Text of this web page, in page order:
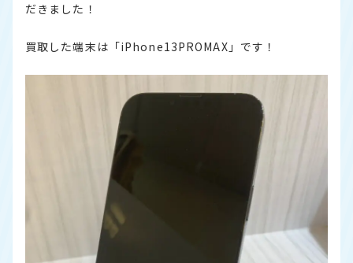
だきました！
買取した端末は「iPhone13PROMAX」です！